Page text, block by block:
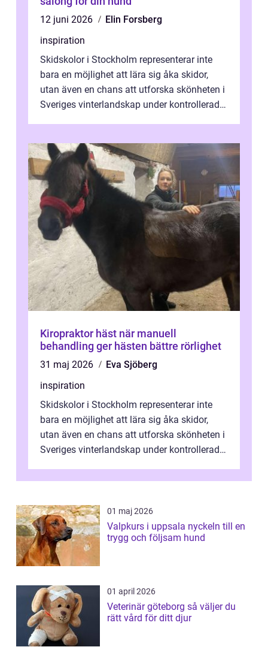
12 juni 2026
Elin Forsberg
inspiration
Skidskolor i Stockholm representerar inte
bara en möjlighet att lära sig åka skidor,
utan även en chans att utforska skönheten i
Sveriges vinterlandskap under kontrollerade
Kiropraktor häst när manuell
behandling ger hästen bättre rörlighet
31 maj 2026
Eva Sjöberg
inspiration
Skidskolor i Stockholm representerar inte
bara en möjlighet att lära sig åka skidor,
utan även en chans att utforska skönheten i
Sveriges vinterlandskap under kontrollerade
01 maj 2026
Valpkurs i uppsala nyckeln till en
trygg och följsam hund
01 april 2026
Veterinär göteborg så väljer du
rätt vård för ditt djur